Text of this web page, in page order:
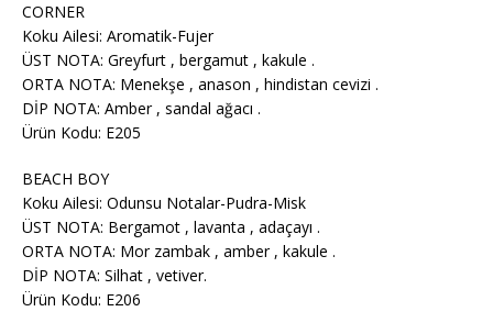
CORNER
Koku Ailesi: Aromatik-Fujer
ÜST NOTA: Greyfurt , bergamut , kakule .
ORTA NOTA: Menekşe , anason , hindistan cevizi .
DİP NOTA: Amber , sandal ağacı .
Ürün Kodu: E205
BEACH BOY
Koku Ailesi: Odunsu Notalar-Pudra-Misk
ÜST NOTA: Bergamot , lavanta , adaçayı .
ORTA NOTA: Mor zambak , amber , kakule .
DİP NOTA: Silhat , vetiver.
Ürün Kodu: E206